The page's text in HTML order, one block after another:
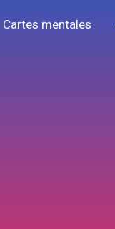
Cartes mentales